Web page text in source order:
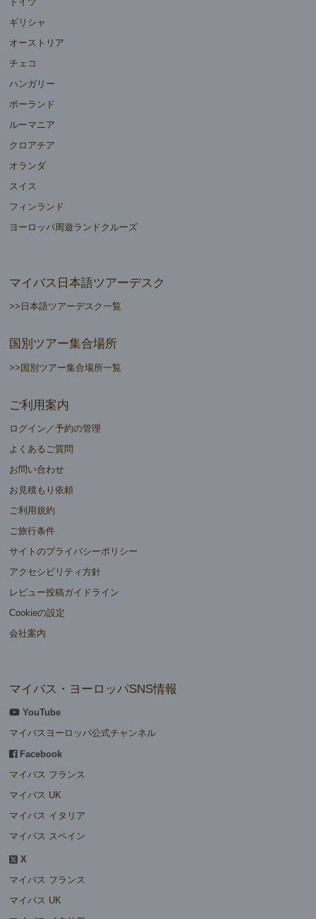
ギリシャ
オーストリア
チェコ
ハンガリー
ポーランド
ルーマニア
クロアチア
オランダ
スイス
フィンランド
ヨーロッパ周遊ランドクルーズ
マイバス日本語ツアーデスク
>>日本語ツアーデスク一覧
国別ツアー集合場所
>>国別ツアー集合場所一覧
ご利用案内
ログイン／予約の管理
よくあるご質問
お問い合わせ
お見積もり依頼
ご利用規約
ご旅行条件
サイトのプライバシーポリシー
アクセシビリティ方針
レビュー投稿ガイドライン
Cookieの設定
会社案内
マイバス・ヨーロッパSNS情報
YouTube
マイバスヨーロッパ公式チャンネル
Facebook
マイバス フランス
マイバス UK
マイバス イタリア
マイバス スペイン
X
マイバス フランス
マイバス UK